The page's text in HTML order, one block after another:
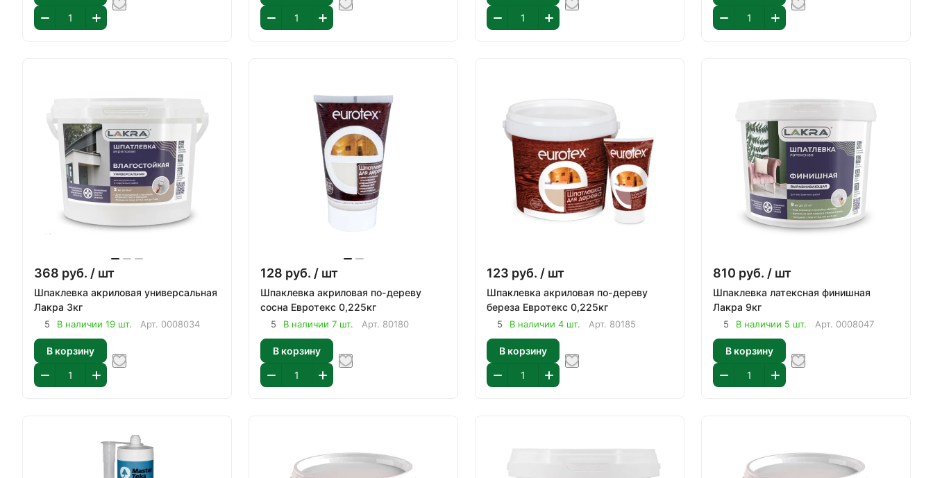
368 руб. / шт
Шпаклевка акриловая универсальная
Лакра 3кг
5 В наличии 19 шт. Арт. 0008034
В корзину
128 руб. / шт
Шпаклевка акриловая по-дереву
сосна Евротекс 0,225кг
5 В наличии 7 шт. Арт. 80180
В корзину
123 руб. / шт
Шпаклевка акриловая по-дереву
береза Евротекс 0,225кг
5 В наличии 4 шт. Арт. 80185
В корзину
810 руб. / шт
Шпаклевка латексная финишная
Лакра 9кг
5 В наличии 5 шт. Арт. 0008047
В корзину